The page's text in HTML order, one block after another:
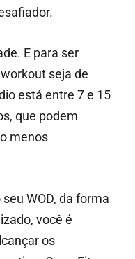
E para ser
seja de
está entre 7 e 15
que podem
menos
WOD, da forma
você é
os